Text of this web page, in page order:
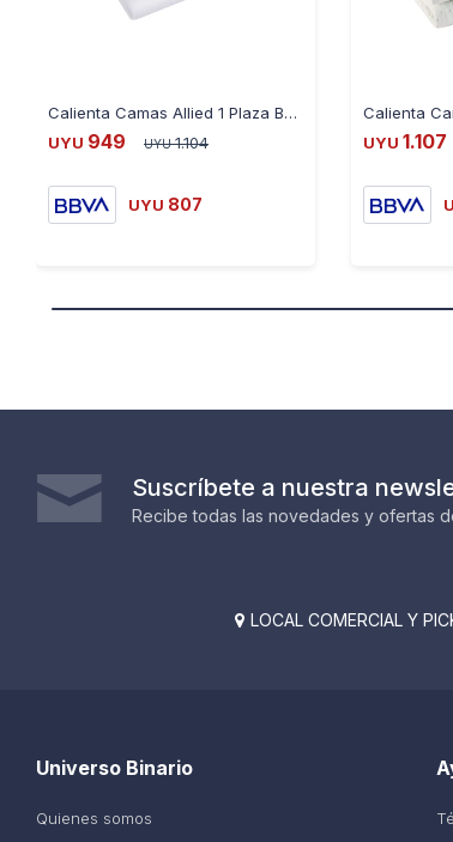
Calienta Camas Allied 1 Plaza BW01
UYU 949 UYU 1.104
UYU 807
UYU 1.107
Suscríbete a nuestra
Recibe todas las novedades y ofertas
 LOCAL COMERCIAL Y
Universo Binario
Quienes somos